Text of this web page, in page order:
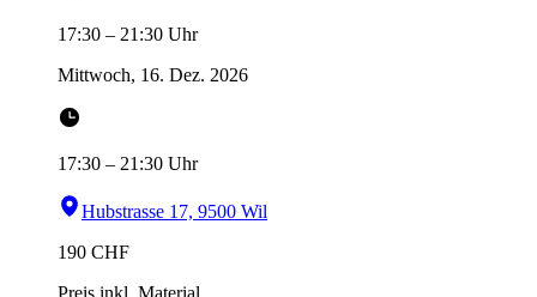
17:30 – 21:30 Uhr
Mittwoch, 16. Dez. 2026
17:30 – 21:30 Uhr
Hubstrasse 17, 9500 Wil
190 CHF
Preis inkl. Material